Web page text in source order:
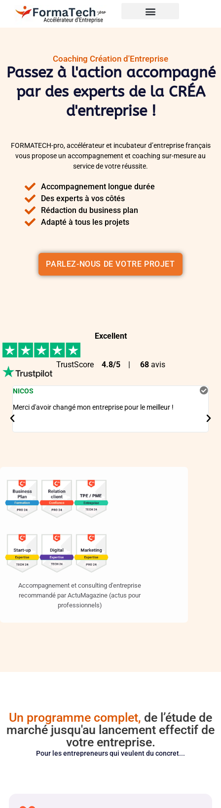
Coaching Création d'Entreprise
Passez à l'action accompagné
par des experts de la CRÉA
d'entreprise !
FORMATECH-pro, accélérateur et incubateur d’entreprise français
vous propose un accompagnement et coaching sur-mesure au
service de votre réussite.
Accompagnement longue durée
Des experts à vos côtés
Rédaction du business plan
Adapté à tous les projets
PARLEZ-NOUS DE VOTRE PROJET
Excellent
TrustScore 4.8/5| 68avis
NICOS
Merci d'avoir changé mon entreprise pour le meilleur !
Accompagnement et consulting d'entreprise
recommandé par ActuMagazine (actus pour
professionnels)
Un programme complet, de l’étude de
marché jusqu'au lancement effectif de
votre entreprise.
Pour les entrepreneurs qui veulent du concret...